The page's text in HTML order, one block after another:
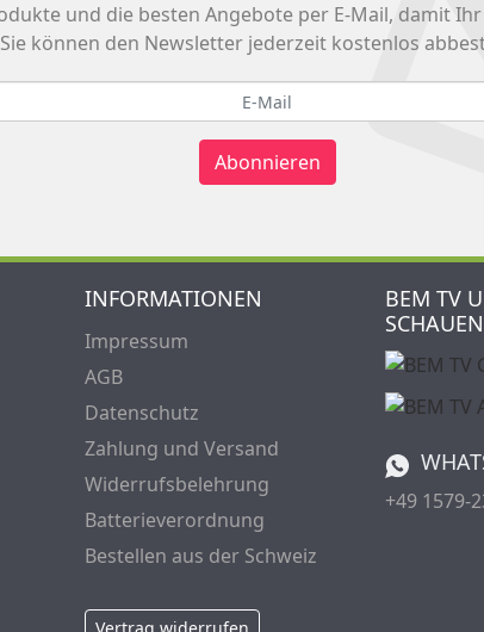
und die besten Angebote per E-Mail, damit
Sie können den Newsletter jederzeit kostenlos
Abonnieren
INFORMATIONEN
Impressum
AGB
Datenschutz
Zahlung und Versand
Widerrufsbelehrung
Batterieverordnung
Bestellen aus der Schweiz
BEM TV
+49 1579-